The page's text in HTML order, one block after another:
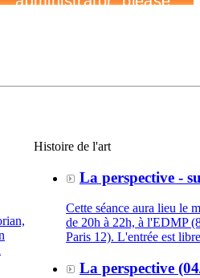
Histoire de l'art
La perspective -
Cette séance aura lieu le
de 20h à 22h, à l'EDMP
Paris 12). L'entrée est
La perspective